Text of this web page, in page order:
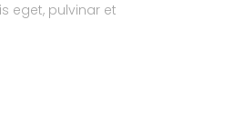
eget, pulvinar et